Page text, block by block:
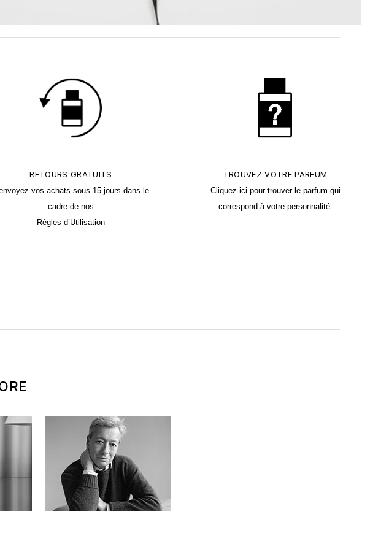
RETOURS GRATUITS
vos achats sous 15 jours dans le
cadre de nos
Règles d’Utilisation
TROUVEZ VOTRE PARFUM
Cliquez ici pour trouver le parfum qui
correspond à votre personnalité.